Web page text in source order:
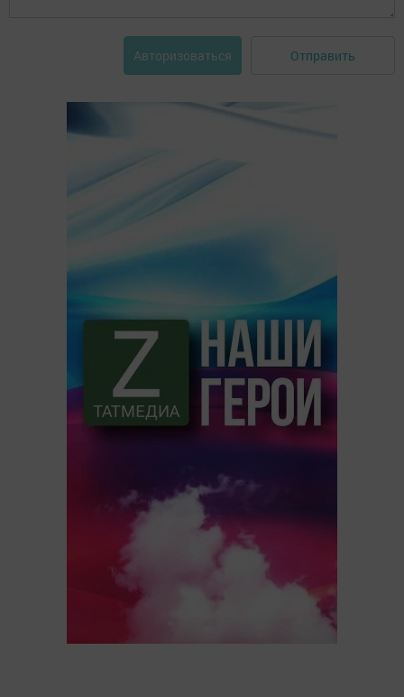
Авторизоваться Отправить